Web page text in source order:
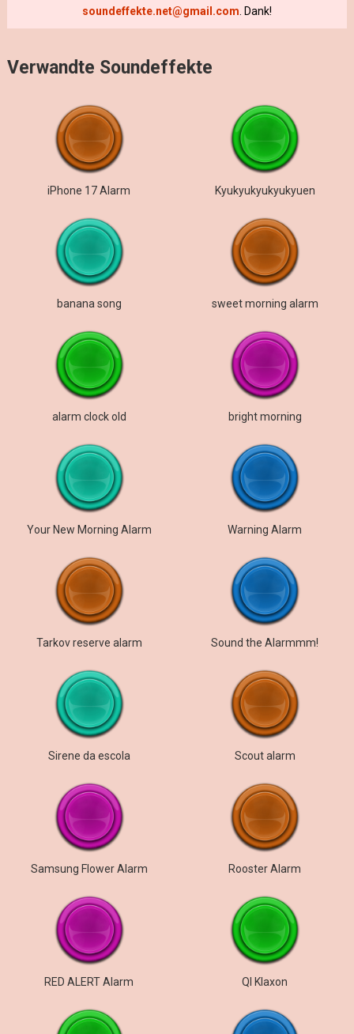
soundeffekte.net@gmail.com . Dank!
Verwandte Soundeffekte
iPhone 17 Alarm Kyukyukyukyukyuen
banana song sweet morning alarm
alarm clock old bright morning
Your New Morning Alarm Warning Alarm
Tarkov reserve alarm Sound the Alarmmm!
Sirene da escola Scout alarm
Samsung Flower Alarm Rooster Alarm
RED ALERT Alarm QI Klaxon